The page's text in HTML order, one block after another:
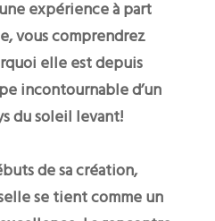
expérience à part
vous comprendrez
elle est depuis
incontournable d’un
du soleil levant!
de sa création,
se tient comme un